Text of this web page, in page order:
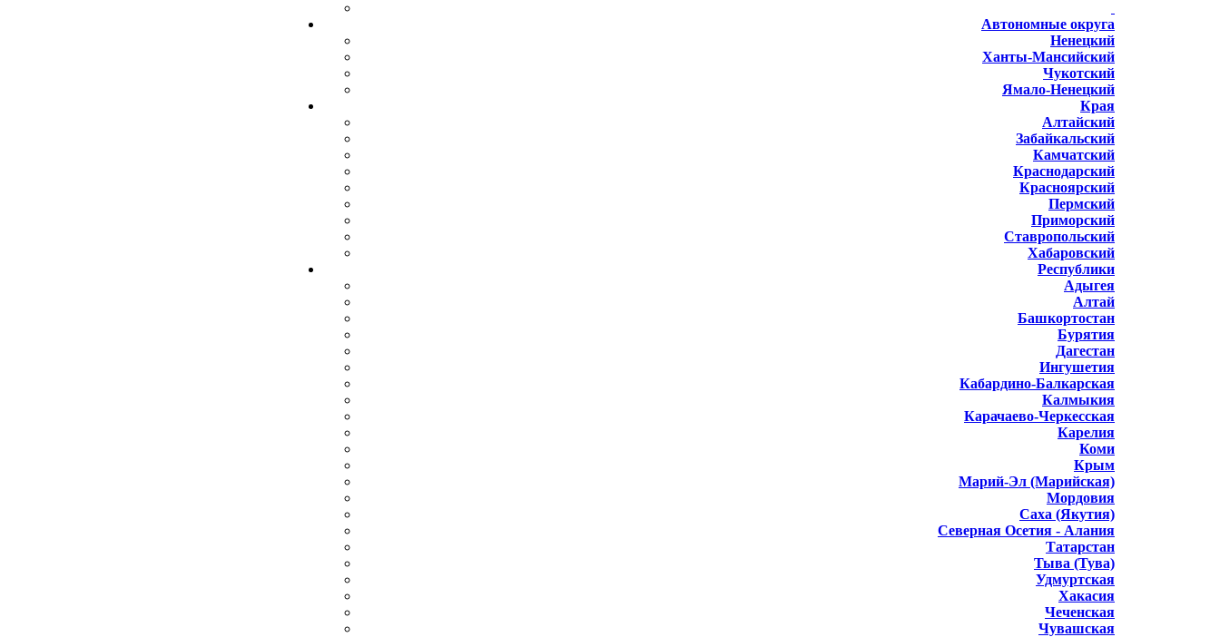
Автономные округа
Ненецкий
Ханты-Мансийский
Чукотский
Ямало-Ненецкий
Края
Алтайский
Забайкальский
Камчатский
Краснодарский
Красноярский
Пермский
Приморский
Ставропольский
Хабаровский
Республики
Адыгея
Алтай
Башкортостан
Бурятия
Дагестан
Ингушетия
Кабардино-Балкарская
Калмыкия
Карачаево-Черкесская
Карелия
Коми
Крым
Марий-Эл (Марийская)
Мордовия
Саха (Якутия)
Северная Осетия - Алания
Татарстан
Тыва (Тува)
Удмуртская
Хакасия
Чеченская
Чувашская